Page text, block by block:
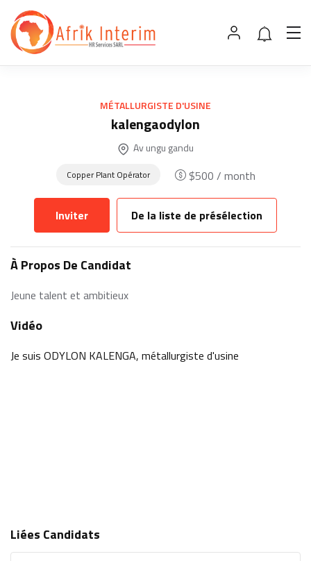
MÉTALLURGISTE D'USINE
kalengaodylon
Av ungu gandu
Copper Plant Opérator $500 / month
Inviter De la liste de présélection
À Propos De Candidat
Jeune talent et ambitieux
Vidéo
Je suis ODYLON KALENGA, métallurgiste d'usine
Liées Candidats